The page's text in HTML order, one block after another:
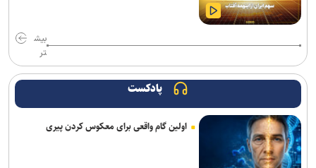
دستگیری باند کپی کارت‌های بانکی؛ ۵۴ شهروند قربانی شدند
مسیر شمال به جنوب چالوس و آزادراه تهران ـ شمال مسدود شد
خستگی و خواب‌آلودگی؛ عامل اصلی تمام تصادفات زائران اربعین
زلزله کهنوج استان کرمان را لرزاند
بیش
تر
پادکست
اولین گام واقعی برای معکوس کردن پیری